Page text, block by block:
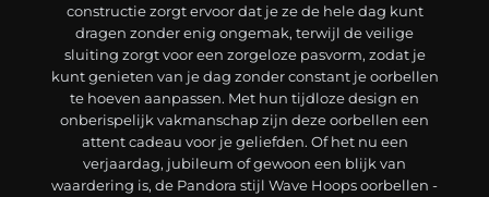
constructie zorgt ervoor dat je ze de hele dag kunt
dragen zonder enig ongemak, terwijl de veilige
sluiting zorgt voor een zorgeloze pasvorm, zodat je
kunt genieten van je dag zonder constant je oorbellen
te hoeven aanpassen. Met hun tijdloze design en
onberispelijk vakmanschap zijn deze oorbellen een
attent cadeau voor je geliefden. Of het nu een
verjaardag, jubileum of gewoon een blijk van
waardering is, de Pandora stijl Wave Hoops oorbellen -